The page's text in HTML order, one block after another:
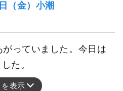
（金）小潮
っていました。今日は
た。
表示